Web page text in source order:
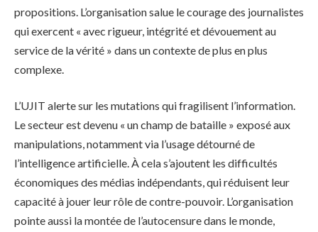
propositions. L’organisation salue le courage des journalistes
qui exercent « avec rigueur, intégrité et dévouement au
service de la vérité » dans un contexte de plus en plus
complexe.
L’UJIT alerte sur les mutations qui fragilisent l’information.
Le secteur est devenu « un champ de bataille » exposé aux
manipulations, notamment via l’usage détourné de
l’intelligence artificielle. À cela s’ajoutent les difficultés
économiques des médias indépendants, qui réduisent leur
capacité à jouer leur rôle de contre-pouvoir. L’organisation
pointe aussi la montée de l’autocensure dans le monde,